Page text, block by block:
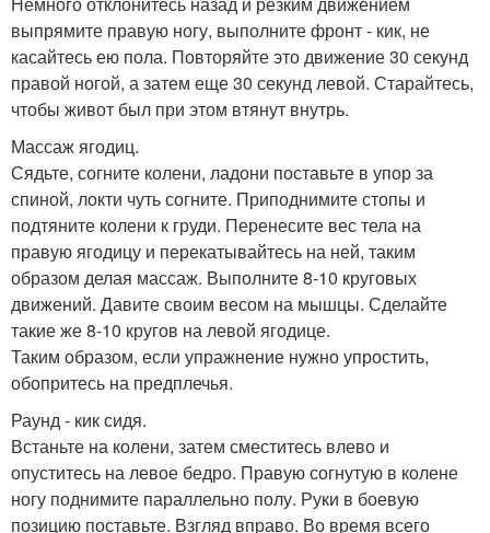
выпрямите правую ногу, выполните фронт - кик, не
касайтесь ею пола. Повторяйте это движение 30 секунд
правой ногой, а затем еще 30 секунд левой. Старайтесь,
чтобы живот был при этом втянут внутрь.
Массаж ягодиц.
Сядьте, согните колени, ладони поставьте в упор за
спиной, локти чуть согните. Приподнимите стопы и
подтяните колени к груди. Перенесите вес тела на
правую ягодицу и перекатывайтесь на ней, таким
образом делая массаж. Выполните 8-10 круговых
движений. Давите своим весом на мышцы. Сделайте
такие же 8-10 кругов на левой ягодице.
Таким образом, если упражнение нужно упростить,
обопритесь на предплечья.
Раунд - кик сидя.
Встаньте на колени, затем сместитесь влево и
опуститесь на левое бедро. Правую согнутую в колене
ногу поднимите параллельно полу. Руки в боевую
позицию поставьте. Взгляд вправо. Во время всего